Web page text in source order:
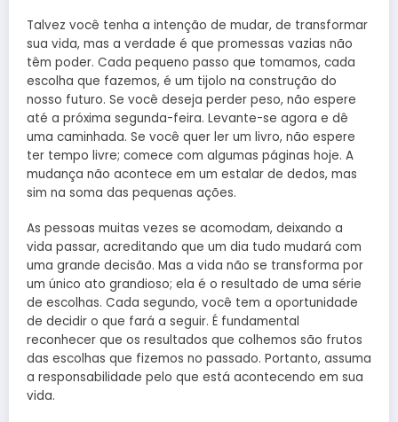
Talvez você tenha a intenção de mudar, de transformar
sua vida, mas a verdade é que promessas vazias não
têm poder. Cada pequeno passo que tomamos, cada
escolha que fazemos, é um tijolo na construção do
nosso futuro. Se você deseja perder peso, não espere
até a próxima segunda-feira. Levante-se agora e dê
uma caminhada. Se você quer ler um livro, não espere
ter tempo livre; comece com algumas páginas hoje. A
mudança não acontece em um estalar de dedos, mas
sim na soma das pequenas ações.
As pessoas muitas vezes se acomodam, deixando a
vida passar, acreditando que um dia tudo mudará com
uma grande decisão. Mas a vida não se transforma por
um único ato grandioso; ela é o resultado de uma série
de escolhas. Cada segundo, você tem a oportunidade
de decidir o que fará a seguir. É fundamental
reconhecer que os resultados que colhemos são frutos
das escolhas que fizemos no passado. Portanto, assuma
a responsabilidade pelo que está acontecendo em sua
vida.